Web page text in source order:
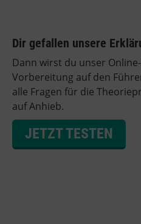
Dir gefallen unsere
Dann wirst du unser
Vorbereitung auf den
alle Fragen für die
auf Anhieb.
JETZT TESTEN